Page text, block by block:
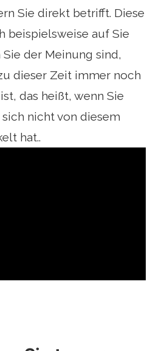
Sie direkt betrifft. Diese
beispielsweise auf Sie
der Meinung sind,
dieser Zeit immer noch
das heißt, wenn Sie
nicht von diesem
hat..